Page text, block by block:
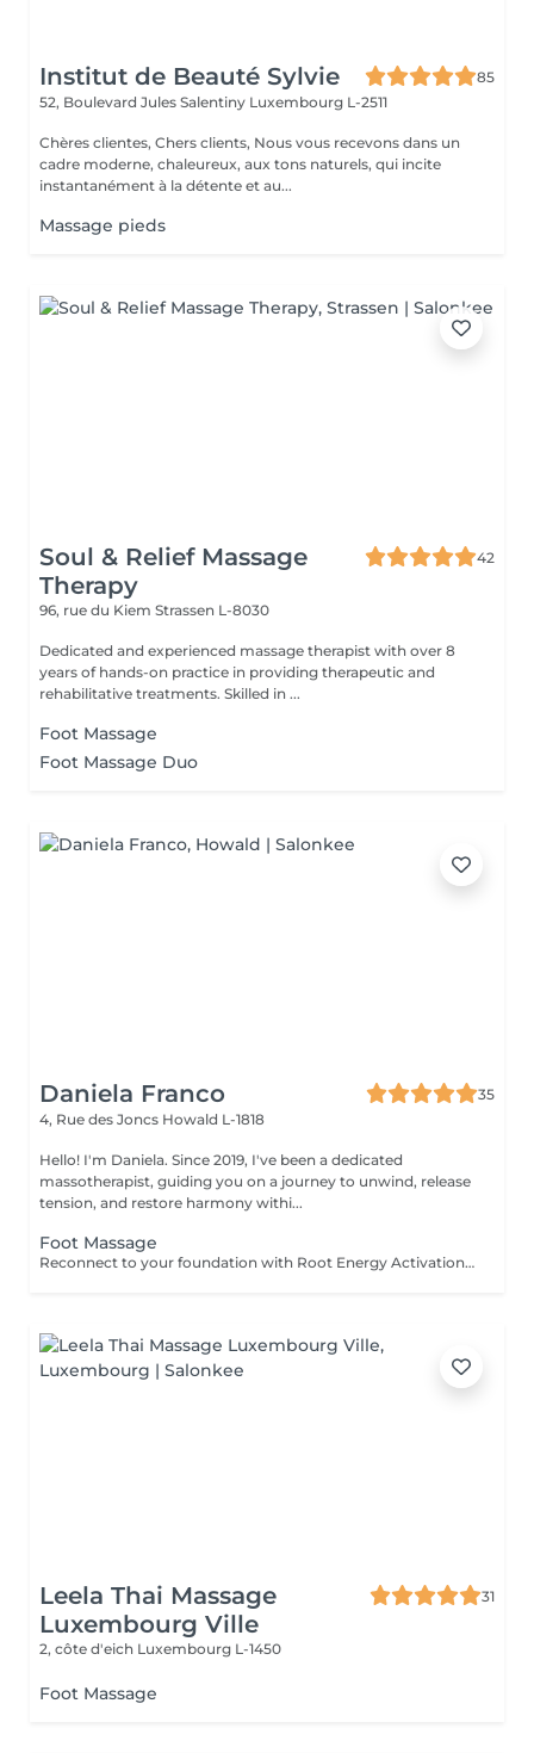
Institut de Beauté Sylvie
85
52, Boulevard Jules Salentiny Luxembourg L-2511
Chères clientes, Chers clients, Nous vous recevons dans un
cadre moderne, chaleureux, aux tons naturels, qui incite
instantanément à la détente et au...
Massage pieds
Soul & Relief Massage
Therapy
42
96, rue du Kiem Strassen L-8030
Dedicated and experienced massage therapist with over 8
years of hands-on practice in providing therapeutic and
rehabilitative treatments. Skilled in ...
Foot Massage
Foot Massage Duo
Daniela Franco
35
4, Rue des Joncs Howald L-1818
Hello! I'm Daniela. Since 2019, I've been a dedicated
massotherapist, guiding you on a journey to unwind, release
tension, and restore harmony withi...
Foot Massage
Reconnect to your foundation with Root Energy Activation, a revitalizing foot massage designed to awaken your body's energy from the ground up. This treatment focuses on releasing tension stored in the feet and lower legs, using purposeful touch and grounding techniques to restore balance, circulation, and flow. As your feet carry the weight of your entire being, this ritual honors them as vital energy centershelping you feel more rooted, stable, and recharged. Ideal for those seeking physical relief, energetic grounding, or a calming reset at the end of a busy day. For further questions please contact us.
Leela Thai Massage
Luxembourg Ville
31
2, côte d'eich Luxembourg L-1450
Foot Massage